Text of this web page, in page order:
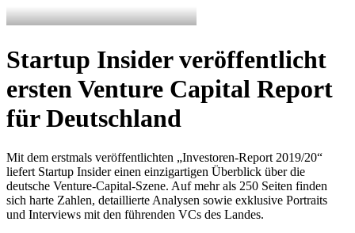
Startup Insider veröffentlicht
ersten Venture Capital Report
für Deutschland
Mit dem erstmals veröffentlichten „Investoren-Report 2019/20“
liefert Startup Insider einen einzigartigen Überblick über die
deutsche Venture-Capital-Szene. Auf mehr als 250 Seiten finden
sich harte Zahlen, detaillierte Analysen sowie exklusive Portraits
und Interviews mit den führenden VCs des Landes.